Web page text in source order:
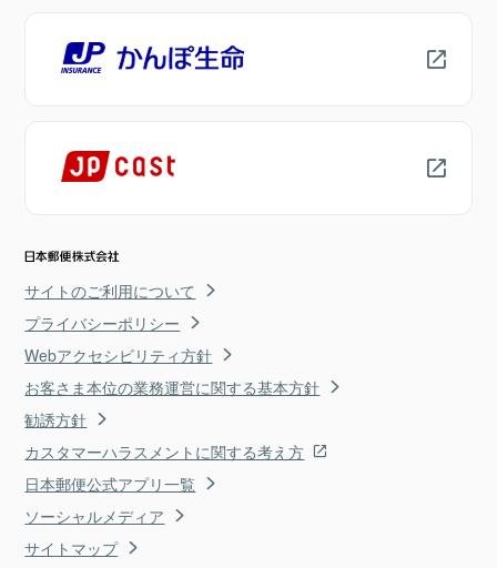
サイトのご利用について
プライバシーポリシー
Webアクセシビリティ方針
お客さま本位の業務運営に関する基本方針
勧誘方針
カスタマーハラスメントに関する考え方
日本郵便公式アプリ一覧
ソーシャルメディア
サイトマップ